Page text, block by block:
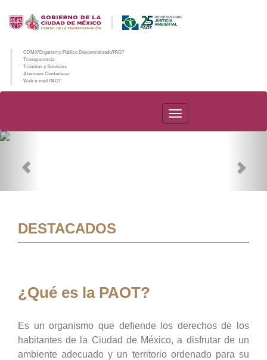
CDMX/Organismo Público Descentralizado/PAOT
Transparencia
Trámites y Servicios
Atención Ciudadana
Web e-mail PAOT
PAOT
DESTACADOS
¿Qué es la PAOT?
Es un organismo que defiende los derechos de los
habitantes de la Ciudad de México, a disfrutar de un
ambiente adecuado y un territorio ordenado para su